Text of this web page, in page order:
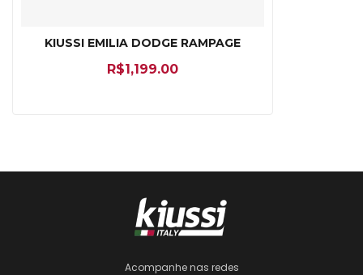
KIUSSI EMILIA DODGE RAMPAGE
R$1,199.00
Acompanhe nas redes